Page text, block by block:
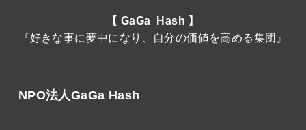
【 GaGa Hash 】
『好きな事に夢中になり、自分の価値を高める集団』
NPO法人GaGa Hash